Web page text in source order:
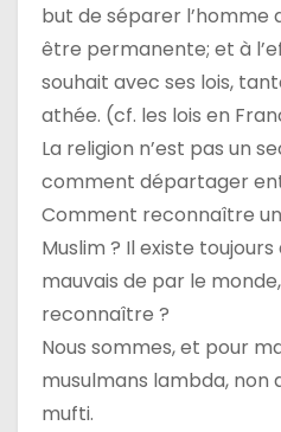
but de séparer l’homme
être permanente; et à
souhait avec ses lois,
athée. (cf. les lois en
La religion n’est pas un
comment départager
Comment reconnaître un
Muslim ? Il existe
mauvais de par le
reconnaître ?
Nous sommes, et pour
musulmans lambda, non
mufti.